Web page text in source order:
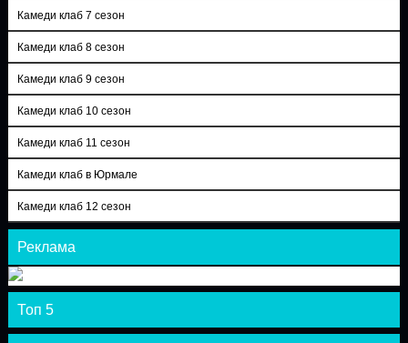
Камеди клаб 7 сезон
Камеди клаб 8 сезон
Камеди клаб 9 сезон
Камеди клаб 10 сезон
Камеди клаб 11 сезон
Камеди клаб в Юрмале
Камеди клаб 12 сезон
Реклама
Топ 5